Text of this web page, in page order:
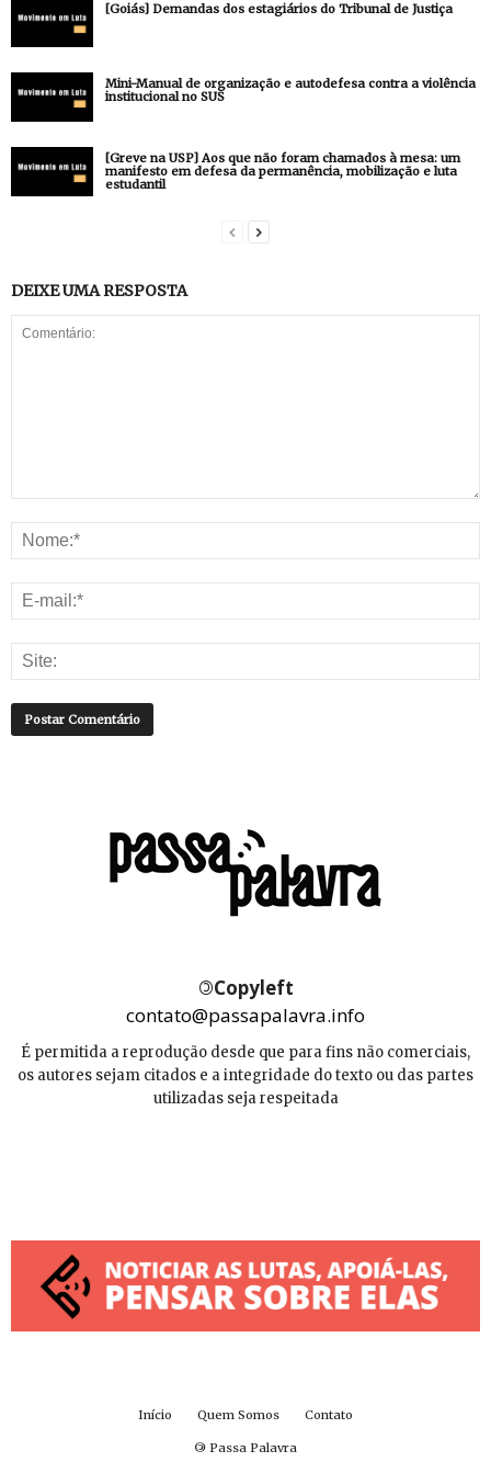
[Goiás] Demandas dos estagiários do Tribunal de Justiça
Mini-Manual de organização e autodefesa contra a violência
institucional no SUS
[Greve na USP] Aos que não foram chamados à mesa: um
manifesto em defesa da permanência, mobilização e luta
estudantil
DEIXE UMA RESPOSTA
©Copyleft
contato@passapalavra.info
É permitida a reprodução desde que para fins não comerciais,
os autores sejam citados e a integridade do texto ou das partes
utilizadas seja respeitada
Início Quem Somos Contato
© Passa Palavra